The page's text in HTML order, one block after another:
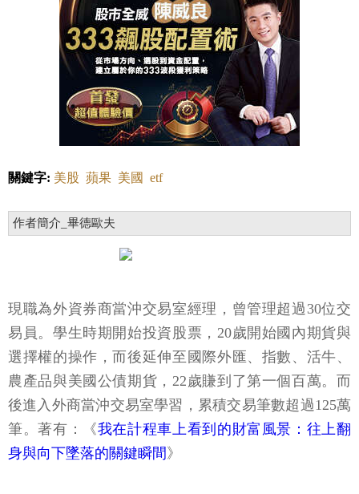
關鍵字: 美股 蘋果 美國 etf
作者簡介_畢德歐夫
現職為外資券商當沖交易室經理，曾管理超過30位交
易員。學生時期開始投資股票，20歲開始國內期貨與
選擇權的操作，而後延伸至國際外匯、指數、活牛、
農產品與美國公債期貨，22歲賺到了第一個百萬。而
後進入外商當沖交易室學習，累積交易筆數超過125萬
筆。著有：《我在計程車上看到的財富風景：往上翻
身與向下墜落的關鍵瞬間 》